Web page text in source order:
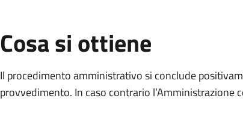
Cosa si ottiene
Il procedimento amministrativo si conclude
provvedimento. In caso contrario l’Amministrazione